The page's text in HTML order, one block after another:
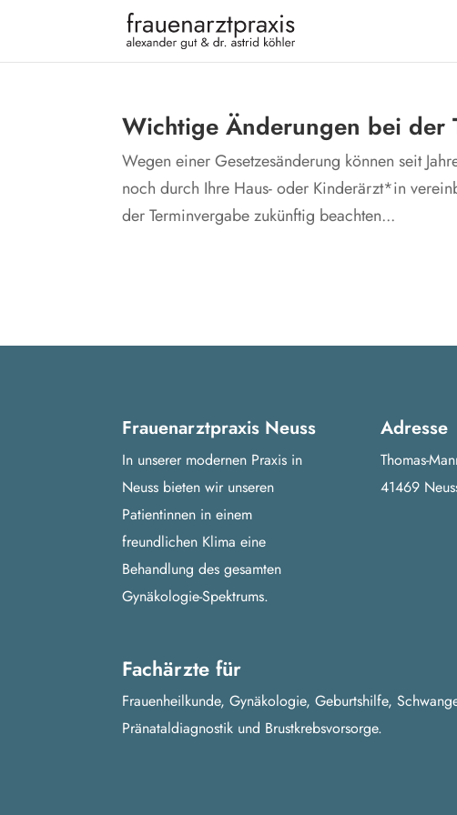
Wich­ti­ge Ände­run­gen bei der
Wegen einer Geset­zes­än­de­rung kön­nen seit
noch durch Ihre Haus- oder Kinderärzt*in
der Ter­min­ver­ga­be zukünf­tig beach­ten...
Frauenarztpraxis Neuss
In unserer modernen Praxis in
Neuss bieten wir unseren
Patientinnen in einem
freundlichen Klima eine
Behandlung des gesamten
Gynäkologie-Spektrums.
Adresse
Thomas-
41469
Fachärzte für
Frauenheilkunde, Gynäkologie, Geburtshilfe,
Pränataldiagnostik und Brustkrebsvorsorge.